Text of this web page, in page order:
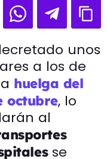
unos
a los de
huelga del
octubre, lo
al
se